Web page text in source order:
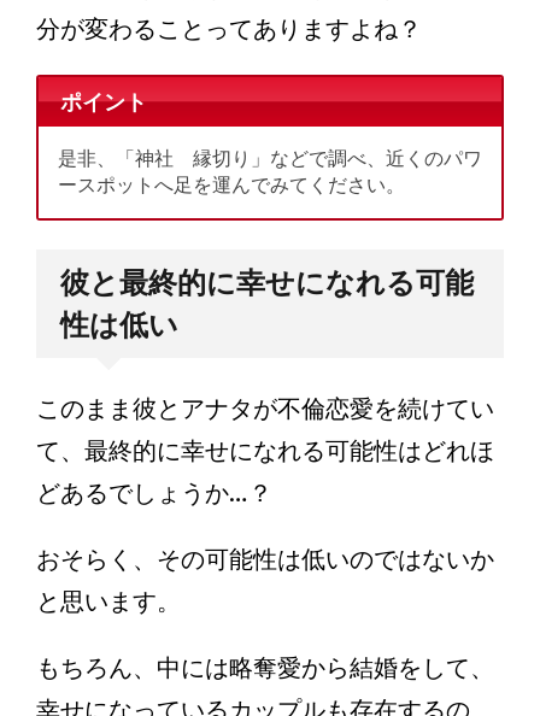
分が変わることってありますよね？
ポイント
是非、「神社 縁切り」などで調べ、近くのパワ
ースポットへ足を運んでみてください。
彼と最終的に幸せになれる可能
性は低い
このまま彼とアナタが不倫恋愛を続けてい
て、最終的に幸せになれる可能性はどれほ
どあるでしょうか…？
おそらく、その可能性は低いのではないか
と思います。
もちろん、中には略奪愛から結婚をして、